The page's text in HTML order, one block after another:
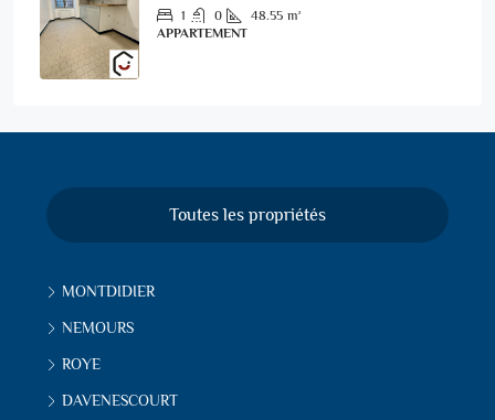
1 0 48.55 m²
APPARTEMENT
Toutes les propriétés
MONTDIDIER
NEMOURS
ROYE
DAVENESCOURT